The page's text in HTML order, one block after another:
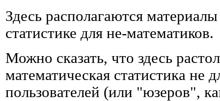
Здесь располагаются
статистике для не-математиков.
Можно сказать, что здесь
математическая статистика не
пользователей (или "юзеров",